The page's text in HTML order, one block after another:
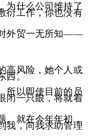
为什么公司维持了
衍工作，你也没有
外贸一无所知——
高风险，她个人或
西。
所以即使目前的员
闭一只眼，将就着
。就在今年年初，
我，向我求助管理